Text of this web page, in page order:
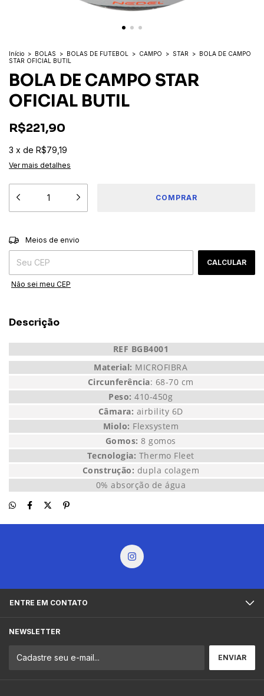
Início > BOLAS > BOLAS DE FUTEBOL > CAMPO > STAR > BOLA DE CAMPO
STAR OFICIAL BUTIL
BOLA DE CAMPO STAR
OFICIAL BUTIL
R$221,90
3 x de R$79,19
Ver mais detalhes
Entregas para o CEP:
Meios de envio
CALCULAR
Não sei meu CEP
Descrição
REF BGB4001
Material: MICROFIBRA
Circunferência: 68-70 cm
Peso: 410-450g
Câmara: airbility 6D
Miolo: Flexsystem
Gomos: 8 gomos
Tecnologia: Thermo Fleet
Construção: dupla colagem
0% absorção de água
ENTRE EM CONTATO
NEWSLETTER